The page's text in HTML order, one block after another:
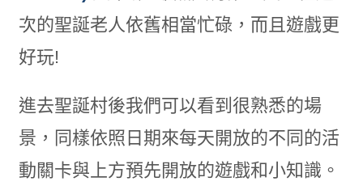
次的聖誕老人依舊相當忙碌，而且遊戲更
好玩!
進去聖誕村後我們可以看到很熟悉的場
景，同樣依照日期來每天開放的不同的活
動關卡與上方預先開放的遊戲和小知識。